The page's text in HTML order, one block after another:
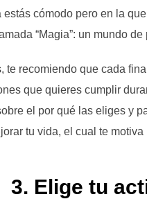
cómodo pero en la
“Magia”: un mundo
recomiendo que cada
que quieres cumplir
el por qué las eliges y
tu vida, el cual te
3. Elige tu